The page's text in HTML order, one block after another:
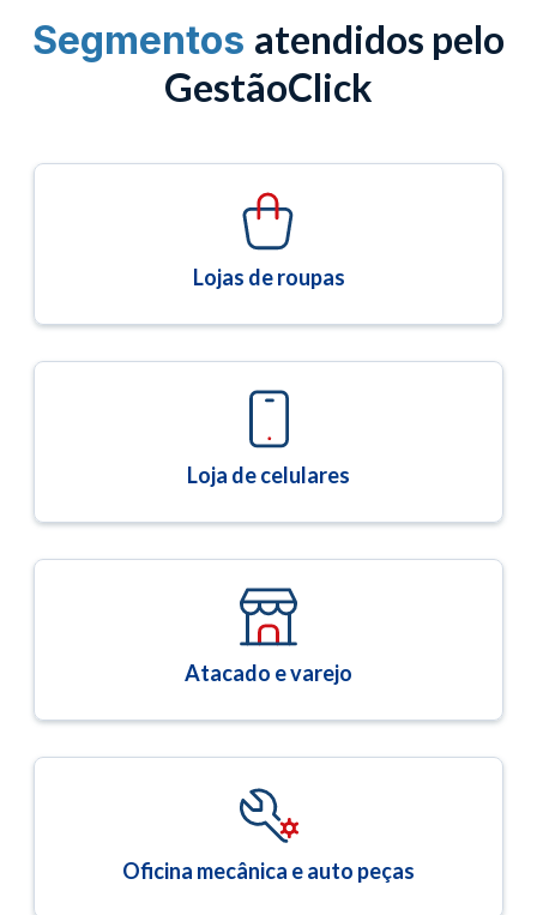
Segmentos atendidos pelo
GestãoClick
Lojas de roupas
Loja de celulares
Atacado e varejo
Oficina mecânica e auto peças